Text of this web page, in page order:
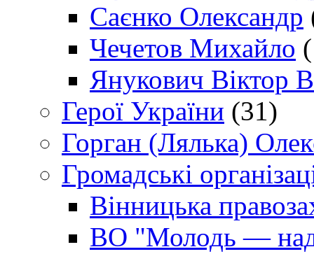
Саєнко Олександр
Чечетов Михайло
Янукович Віктор
Герої України (31)
Горган (Лялька)
Громадські
Вінницька
ВО "Молодь —